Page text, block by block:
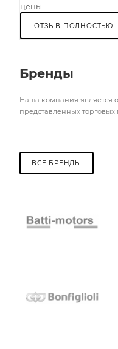
цены. ...
ОТЗЫВ ПОЛНОСТЬЮ
Бренды
Наша компания является
представленных торговых
ВСЕ БРЕНДЫ